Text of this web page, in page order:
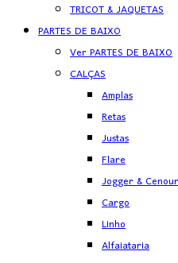
TRICOT & JAQUETAS
PARTES DE BAIXO
Ver PARTES DE BAIXO
CALÇAS
Amplas
Retas
Justas
Flare
Jogger &
Cargo
Linho
Alfaiataria